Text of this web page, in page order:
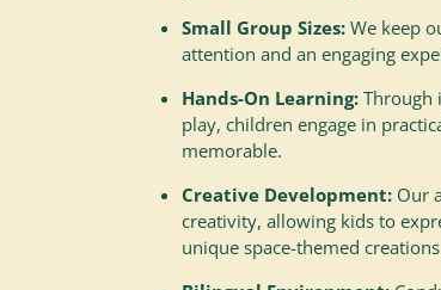
Small Group Sizes: We keep
attention and an engaging
Hands-On Learning: Through
play, children engage in
memorable.
Creative Development: Our
creativity, allowing kids to
unique space-themed